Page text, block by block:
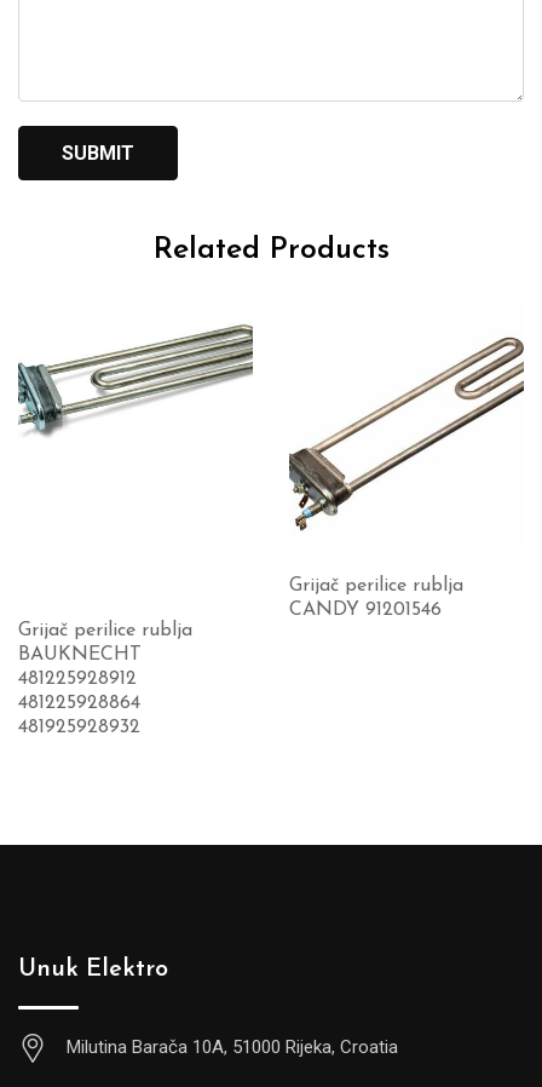
Related Products
Grijač perilice rublja
BAUKNECHT
481225928912
481225928864
481925928932
Grijač perilice rublja
CANDY 91201546
Unuk Elektro
Milutina Barača 10A, 51000 Rijeka, Croatia